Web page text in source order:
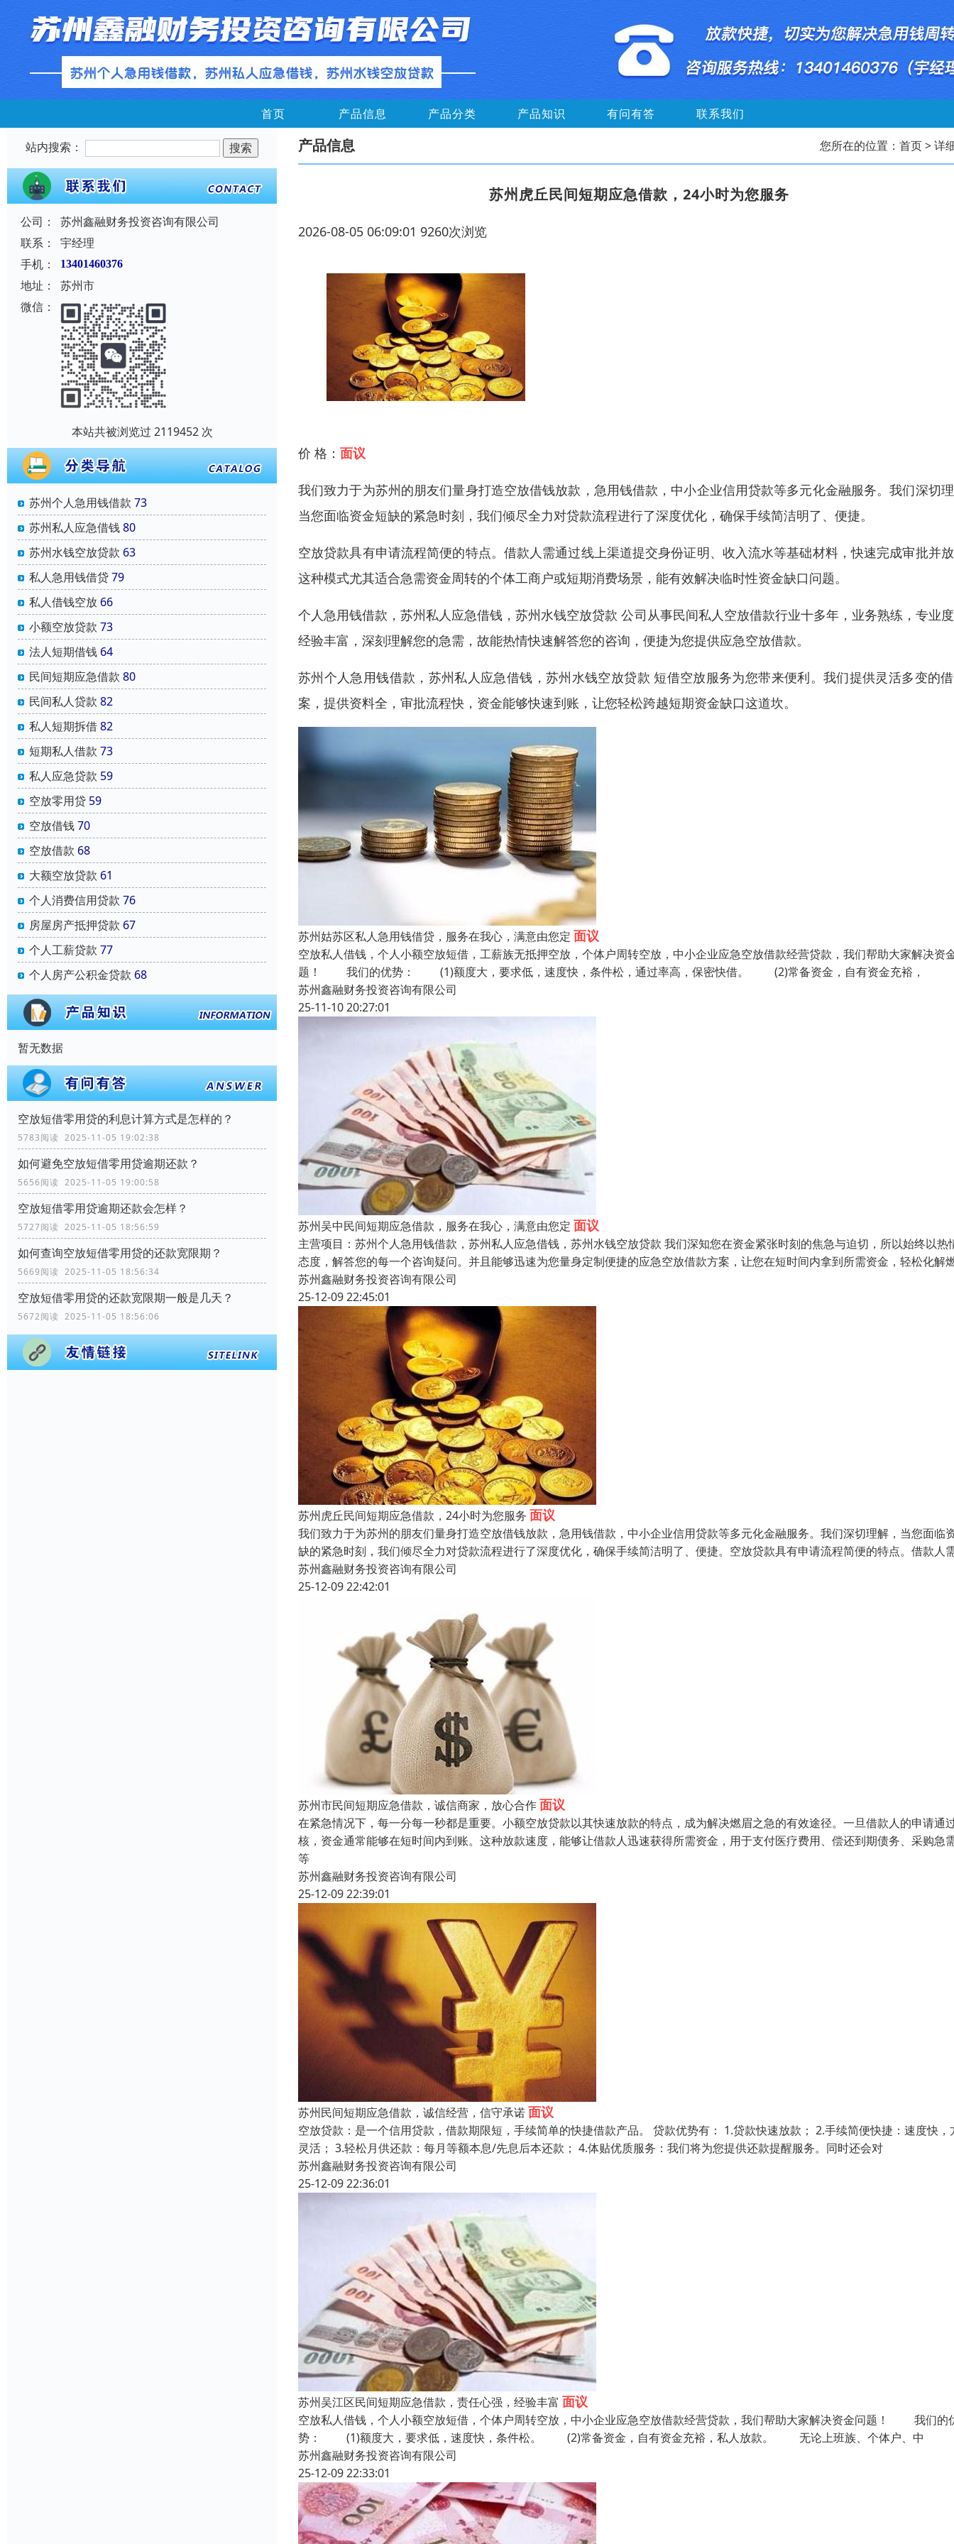
首页 产品信息 产品分类 产品知识 有问有答 联系我们
站内搜索：
公司：
苏州鑫融财务投资咨询有限公司
联系：
宇经理
手机：
13401460376
地址：
苏州市
微信：
本站共被浏览过 2119452 次
苏州个人急用钱借款 73
苏州私人应急借钱80
苏州水钱空放贷款 63
私人急用钱借贷79
私人借钱空放 66
小额空放贷款 73
法人短期借钱 64
民间短期应急借款 80
民间私人贷款 82
私人短期拆借82
短期私人借款 73
私人应急贷款 59
空放零用贷 59
空放借钱70
空放借款 68
大额空放贷款 61
个人消费信用贷款 76
房屋房产抵押贷款 67
个人工薪贷款 77
个人房产公积金贷款 68
暂无数据
空放短借零用贷的利息计算方式是怎样的？
5783阅读 2025-11-05 19:02:38
如何避免空放短借零用贷逾期还款？
5656阅读 2025-11-05 19:00:58
空放短借零用贷逾期还款会怎样？
5727阅读 2025-11-05 18:56:59
如何查询空放短借零用贷的还款宽限期？
5669阅读 2025-11-05 18:56:34
空放短借零用贷的还款宽限期一般是几天？
5672阅读 2025-11-05 18:56:06
产品信息 您所在的位置： 首页> 详
苏州虎丘民间短期应急借款，24小时为您服务
2026-08-05 06:09:01 9260次浏览
价 格： 面议
我们致力于为苏州的朋友们量身打造空放借钱放款，急用钱借款，中小企业信用贷款等多元化金融服务。我们深切
当您面临资金短缺的紧急时刻，我们倾尽全力对贷款流程进行了深度优化，确保手续简洁明了、便捷。
空放贷款具有申请流程简便的特点。借款人需通过线上渠道提交身份证明、收入流水等基础材料，快速完成审批并
这种模式尤其适合急需资金周转的个体工商户或短期消费场景，能有效解决临时性资金缺口问题。
个人急用钱借款，苏州私人应急借钱，苏州水钱空放贷款 公司从事民间私人空放借款行业十多年，业务熟练，专业
经验丰富，深刻理解您的急需，故能热情快速解答您的咨询，便捷为您提供应急空放借款。
苏州个人急用钱借款，苏州私人应急借钱，苏州水钱空放贷款 短借空放服务为您带来便利。我们提供灵活多变的
案，提供资料全，审批流程快，资金能够快速到账，让您轻松跨越短期资金缺口这道坎。
苏州姑苏区私人急用钱借贷，服务在我心，满意由您定 面议
空放私人借钱，个人小额空放短借，工薪族无抵押空放，个体户周转空放，中小企业应急空放借款经营贷款，我们帮助大家解决资
题！ 我们的优势： (1)额度大，要求低，速度快，条件松，通过率高，保密快借。 (2)常备资金，自有资金充裕，
苏州鑫融财务投资咨询有限公司
25-11-10 20:27:01
苏州吴中民间短期应急借款，服务在我心，满意由您定 面议
主营项目：苏州个人急用钱借款，苏州私人应急借钱，苏州水钱空放贷款 我们深知您在资金紧张时刻的焦急与迫切，所以始终以热
态度，解答您的每一个咨询疑问。并且能够迅速为您量身定制便捷的应急空放借款方案，让您在短时间内拿到所需资金，轻松化解
苏州鑫融财务投资咨询有限公司
25-12-09 22:45:01
苏州虎丘民间短期应急借款，24小时为您服务 面议
我们致力于为苏州的朋友们量身打造空放借钱放款，急用钱借款，中小企业信用贷款等多元化金融服务。我们深切理解，当您面临
缺的紧急时刻，我们倾尽全力对贷款流程进行了深度优化，确保手续简洁明了、便捷。空放贷款具有申请流程简便的特点。借款人
苏州鑫融财务投资咨询有限公司
25-12-09 22:42:01
苏州市民间短期应急借款，诚信商家，放心合作面议
在紧急情况下，每一分每一秒都是重要。小额空放贷款以其快速放款的特点，成为解决燃眉之急的有效途径。一旦借款人的申请通
核，资金通常能够在短时间内到账。这种放款速度，能够让借款人迅速获得所需资金，用于支付医疗费用、偿还到期债务、采购急
等
苏州鑫融财务投资咨询有限公司
25-12-09 22:39:01
苏州民间短期应急借款，诚信经营，信守承诺面议
空放贷款：是一个信用贷款，借款期限短，手续简单的快捷借款产品。 贷款优势有： 1.贷款快速放款； 2.手续简便快捷：速度快，
灵活； 3.轻松月供还款：每月等额本息/先息后本还款； 4.体贴优质服务：我们将为您提供还款提醒服务。同时还会对
苏州鑫融财务投资咨询有限公司
25-12-09 22:36:01
苏州吴江区民间短期应急借款，责任心强，经验丰富 面议
空放私人借钱，个人小额空放短借，个体户周转空放，中小企业应急空放借款经营贷款，我们帮助大家解决资金问题！ 我们的
势： (1)额度大，要求低，速度快，条件松。 (2)常备资金，自有资金充裕，私人放款。 无论上班族、个体户、中
苏州鑫融财务投资咨询有限公司
25-12-09 22:33:01